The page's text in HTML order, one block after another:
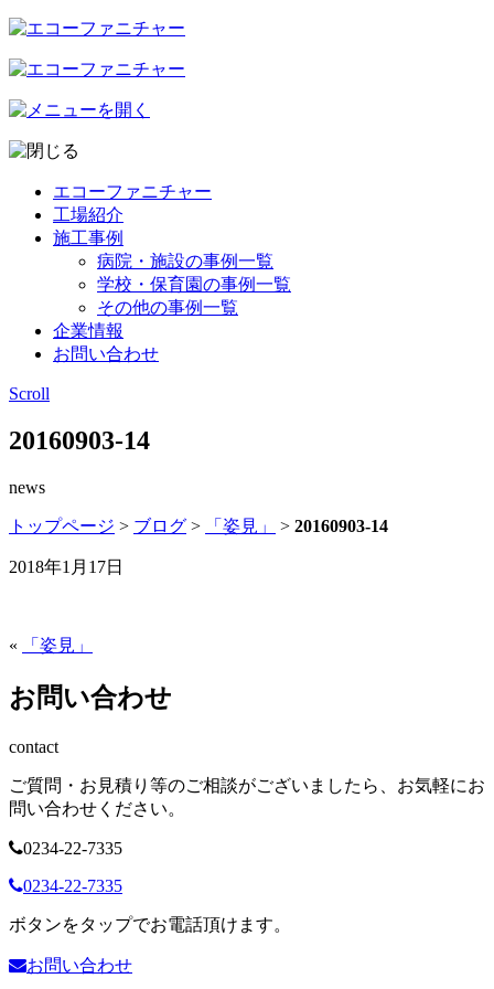
エコーファニチャー
工場紹介
施工事例
病院・施設の事例一覧
学校・保育園の事例一覧
その他の事例一覧
企業情報
お問い合わせ
Scroll
20160903-14
news
トップページ > ブログ > 「姿見」 > 20160903-14
2018年1月17日
« 「姿見」
お問い合わせ
contact
ご質問・お見積り等のご相談がございましたら、お気軽にお
問い合わせください。
0234-22-7335
0234-22-7335
ボタンをタップでお電話頂けます。
お問い合わせ